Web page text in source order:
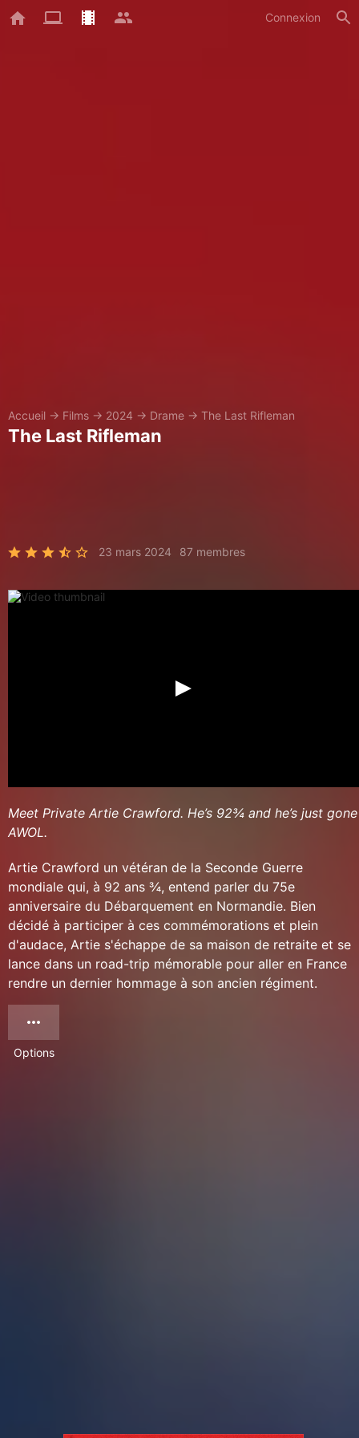
Connexion
Accueil → Films → 2024 → Drame → The Last Rifleman
The Last Rifleman
23 mars 2024 87 membres
Meet Private Artie Crawford. He’s 92¾ and he’s just gone
AWOL.
Artie Crawford un vétéran de la Seconde Guerre
mondiale qui, à 92 ans ¾, entend parler du 75e
anniversaire du Débarquement en Normandie. Bien
décidé à participer à ces commémorations et plein
d'audace, Artie s'échappe de sa maison de retraite et se
lance dans un road-trip mémorable pour aller en France
rendre un dernier hommage à son ancien régiment.
Options